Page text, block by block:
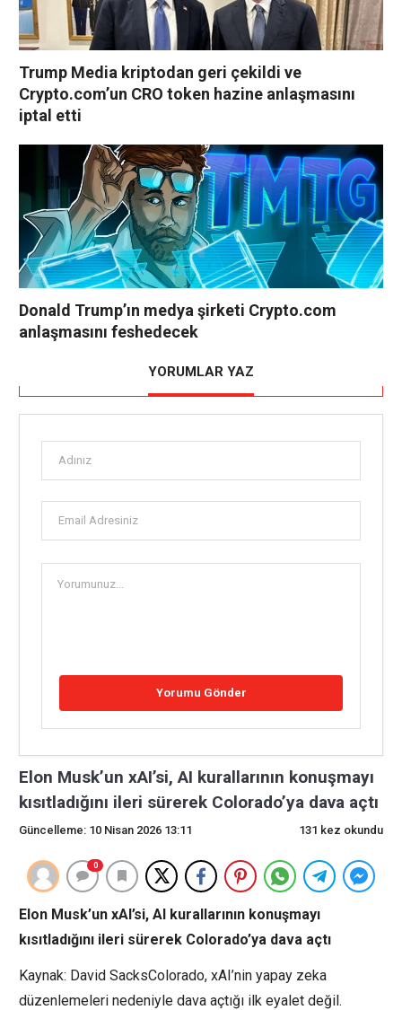
Trump Media kriptodan geri çekildi ve
Crypto.com’un CRO token hazine anlaşmasını
iptal etti
Donald Trump’ın medya şirketi Crypto.com
anlaşmasını feshedecek
YORUMLAR YAZ
Elon Musk’un xAI’si, AI kurallarının konuşmayı
kısıtladığını ileri sürerek Colorado’ya dava açtı
Güncelleme: 10 Nisan 2026 13:11 131 kez okundu
0
Elon Musk’un xAI’si, AI kurallarının konuşmayı
kısıtladığını ileri sürerek Colorado’ya dava açtı
Kaynak: David SacksColorado, xAI’nin yapay zeka
düzenlemeleri nedeniyle dava açtığı ilk eyalet değil.